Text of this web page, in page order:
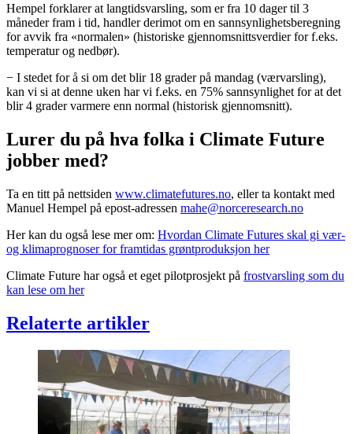
Hempel forklarer at langtidsvarsling, som er fra 10 dager til 3
måneder fram i tid, handler derimot om en sannsynlighetsberegning
for avvik fra «normalen» (historiske gjennomsnittsverdier for f.eks.
temperatur og nedbør).
− I stedet for å si om det blir 18 grader på mandag (værvarsling),
kan vi si at denne uken har vi f.eks. en 75% sannsynlighet for at det
blir 4 grader varmere enn normal (historisk gjennomsnitt).
Lurer du på hva folka i Climate Future
jobber med?
Ta en titt på nettsiden www.climatefutures.no, eller ta kontakt med
Manuel Hempel på epost-adressen mahe@norceresearch.no
Her kan du også lese mer om: Hvordan Climate Futures skal gi vær-
og klimaprognoser for framtidas grøntproduksjon her
Climate Future har også et eget pilotprosjekt på frostvarsling som du
kan lese om her
Relaterte artikler